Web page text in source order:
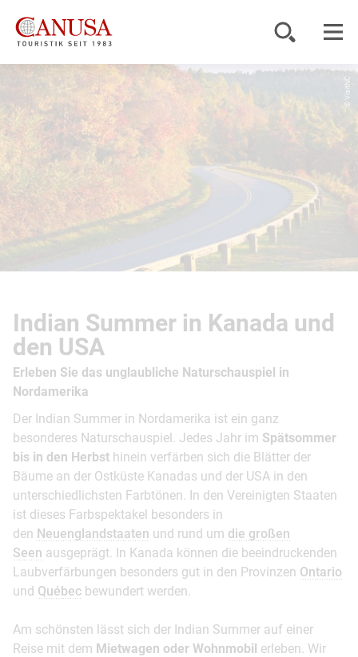
Reisearten
Service
© VisitNC
Indian Summer in Kanada und
den USA
Erleben Sie das unglaubliche Naturschauspiel in
Nordamerika
Der Indian Summer in Nordamerika ist ein ganz
besonderes Naturschauspiel. Jedes Jahr im Spätsommer
bis in den Herbst hinein verfärben sich die Blätter der
Bäume an der Ostküste Kanadas und der USA in den
unterschiedlichsten Farbtönen. In den Vereinigten Staaten
ist dieses Farbspektakel besonders in
den Neuenglandstaaten und rund um die großen
Seen ausgeprägt. In Kanada können die beeindruckenden
Laubverfärbungen besonders gut in den Provinzen Ontario
und Québec bewundert werden.
Am schönsten lässt sich der Indian Summer auf einer
Reise mit dem Mietwagen oder Wohnmobil erleben. Wir